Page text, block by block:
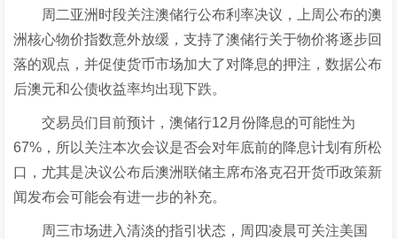
周二亚洲时段关注澳储行公布利率决议，上周公布的澳
洲核心物价指数意外放缓，支持了澳储行关于物价将逐步回
落的观点，并促使货币市场加大了对降息的押注，数据公布
后澳元和公债收益率均出现下跌。
交易员们目前预计，澳储行12月份降息的可能性为
67%，所以关注本次会议是否会对年底前的降息计划有所松
口，尤其是决议公布后澳洲联储主席布洛克召开货币政策新
闻发布会可能会有进一步的补充。
周三市场进入清淡的指引状态，周四凌晨可关注美国